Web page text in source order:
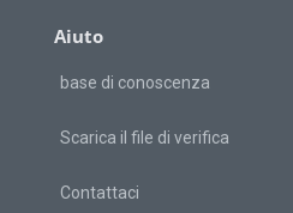
Aiuto
base di conoscenza
Scarica il file di verifica
Contattaci